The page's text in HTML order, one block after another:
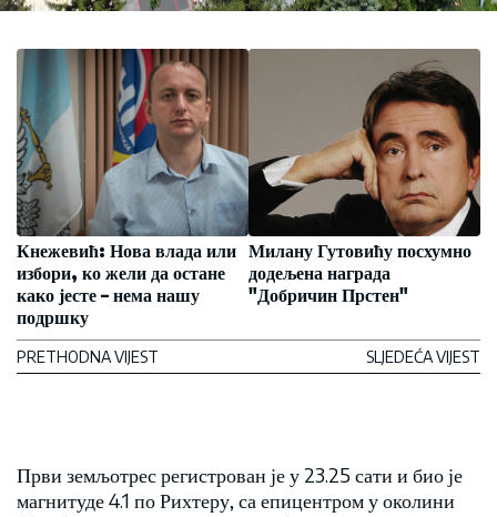
Кнежевић: Нова влада или
избори, ко жели да остане
како јесте – нема нашу
подршку
PRETHODNA VIJEST
Милану Гутовићу посхумно
додељена награда
"Добричин Прстен"
SLJEDEĆA VIJEST
Први земљотрес регистрован је у 23.25 сати и био је
магнитуде 4.1 по Рихтеру, са епицентром у околини